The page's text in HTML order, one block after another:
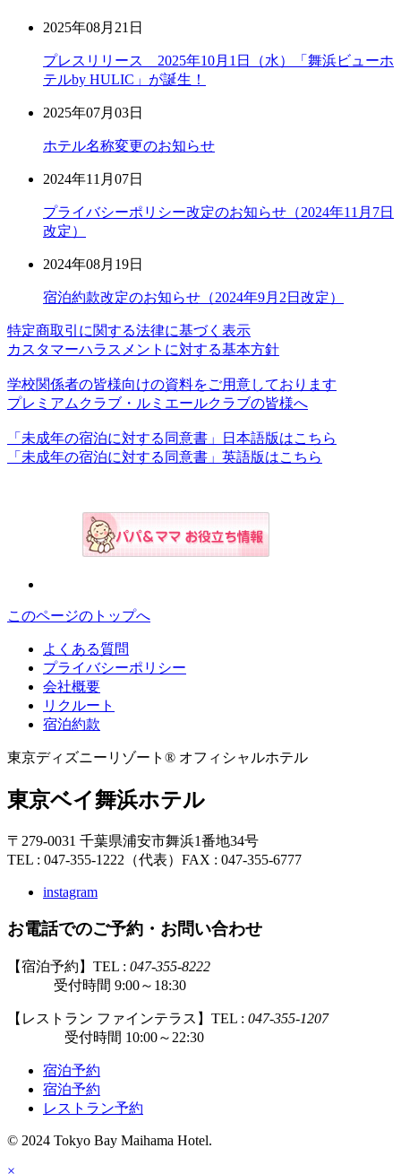
2025年08月21日
プレスリリース 2025年10月1日（水）「舞浜ビューホ
テルby HULIC」が誕生！
2025年07月03日
ホテル名称変更のお知らせ
2024年11月07日
プライバシーポリシー改定のお知らせ（2024年11月7日
改定）
2024年08月19日
宿泊約款改定のお知らせ（2024年9月2日改定）
特定商取引に関する法律に基づく表示
カスタマーハラスメントに対する基本方針
学校関係者の皆様向けの資料をご用意しております
プレミアムクラブ・ルミエールクラブの皆様へ
「未成年の宿泊に対する同意書」日本語版はこちら
「未成年の宿泊に対する同意書」英語版はこちら
このページのトップへ
よくある質問
プライバシーポリシー
会社概要
リクルート
宿泊約款
東京ディズニーリゾート® オフィシャルホテル
東京ベイ舞浜ホテル
〒279-0031 千葉県浦安市舞浜1番地34号
TEL : 047-355-1222（代表） FAX : 047-355-6777
instagram
お電話でのご予約・お問い合わせ
【宿泊予約】TEL : 047-355-8222
受付時間 9:00～18:30
【レストラン ファインテラス】TEL : 047-355-1207
受付時間 10:00～22:30
宿泊予約
宿泊予約
レストラン予約
© 2024 Tokyo Bay Maihama Hotel.
×